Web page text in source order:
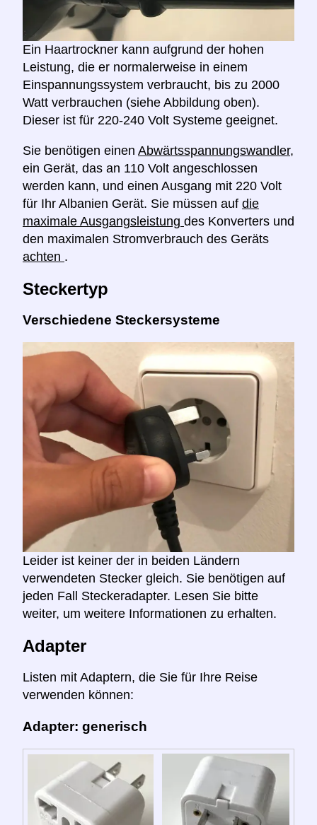
Ein Haartrockner kann aufgrund der hohen
Leistung, die er normalerweise in einem
Einspannungssystem verbraucht, bis zu 2000
Watt verbrauchen (siehe Abbildung oben).
Dieser ist für 220-240 Volt Systeme geeignet.
Sie benötigen einen Abwärtsspannungswandler,
ein Gerät, das an 110 Volt angeschlossen
werden kann, und einen Ausgang mit 220 Volt
für Ihr Albanien Gerät. Sie müssen auf die
maximale Ausgangsleistung des Konverters und
den maximalen Stromverbrauch des Geräts
achten .
Steckertyp
Verschiedene Steckersysteme
Leider ist keiner der in beiden Ländern
verwendeten Stecker gleich. Sie benötigen auf
jeden Fall Steckeradapter. Lesen Sie bitte
weiter, um weitere Informationen zu erhalten.
Adapter
Listen mit Adaptern, die Sie für Ihre Reise
verwenden können:
Adapter: generisch